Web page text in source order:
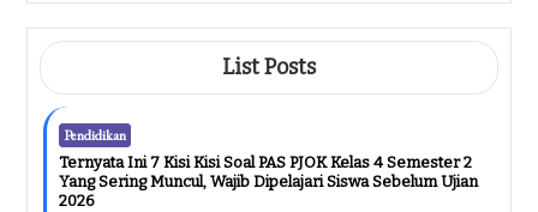
Sebelum Terlambat!
List Posts
Pendidikan
Ternyata Ini 7 Kisi Kisi Soal PAS PJOK Kelas 4 Semester 2
Yang Sering Muncul, Wajib Dipelajari Siswa Sebelum Ujian
2026